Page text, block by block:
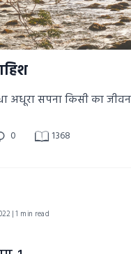
सपना किसी का
0 1368
| 1 min read